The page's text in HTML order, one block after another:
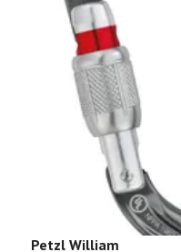
Petzl William